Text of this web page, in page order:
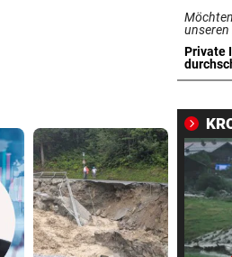
ohne
Der
unseren
Private
in